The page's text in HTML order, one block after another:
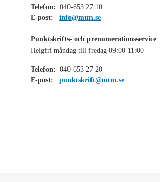
Telefon: 040-653 27 10
E-post:
info@mtm.se
Punktskrifts- och prenumerationsservice
Helgfri måndag till fredag 09:00-11:00
Telefon: 040-653 27 20
E-post:
punktskrift@mtm.se